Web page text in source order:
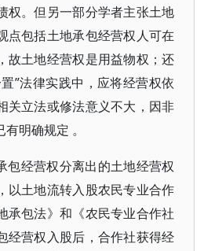
权。但另一部分学者主张土地
点包括土地承包经营权人可在
故土地经营权是用益物权；还
”法律实践中，应将经营权依
关立法或修法意义不大，因非
明确规定 。
包经营权分离出的土地经营权
以土地流转入股农民专业合作
承包法》和《农民专业合作社
经营权入股后，合作社获得经